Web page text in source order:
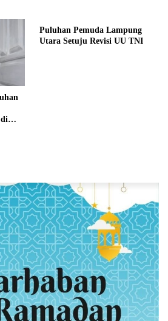
Puluhan Pemuda Lampung
Utara Setuju Revisi UU TNI